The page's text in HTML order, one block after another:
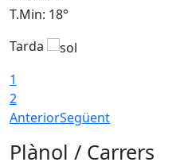
T.Min: 18°
Tarda
1
2
AnteriorSegüent
Plànol / Carrers